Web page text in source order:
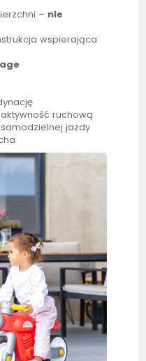
– nie
wspierająca
ruchową
jazdy